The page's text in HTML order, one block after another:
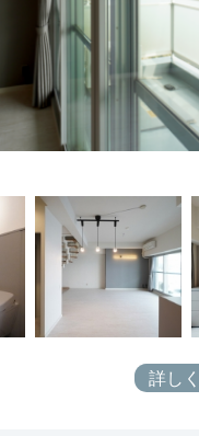
詳し